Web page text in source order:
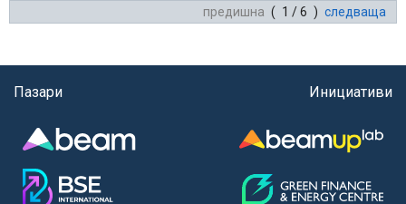
предишна ( 1 / 6 ) следваща
Пазари Инициативи